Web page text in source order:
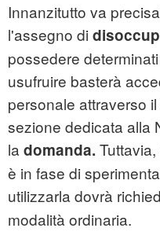
Innanzitutto va
l'assegno di
possedere
usufruire basterà
personale attraverso
sezione dedicata alla
la domanda.
è in fase di
utilizzarla dovrà
modalità ordinaria.